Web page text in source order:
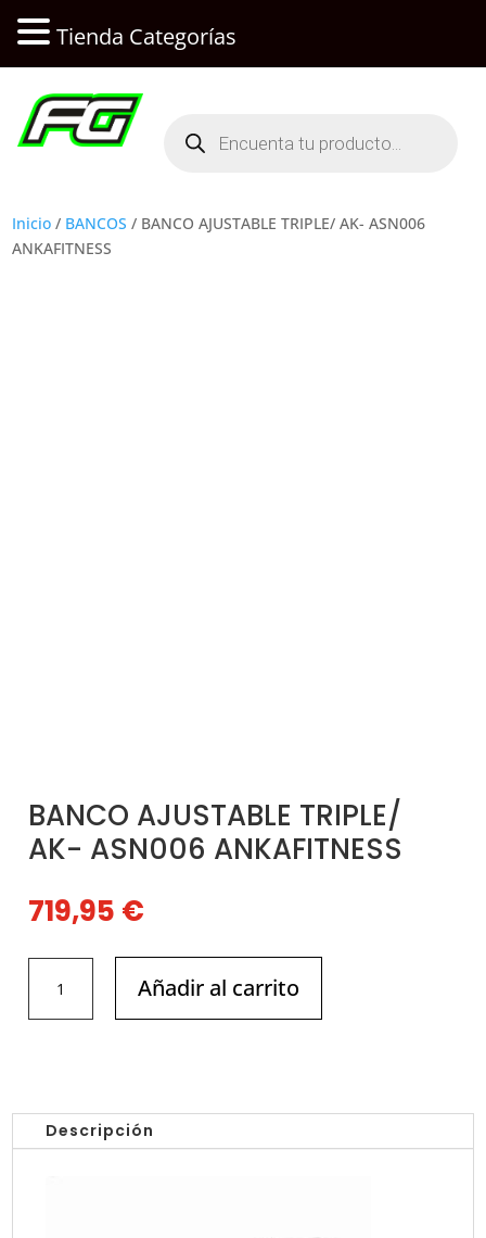
productos
Inicio / BANCOS / BANCO AJUSTABLE TRIPLE/ AK- ASN006
ANKAFITNESS
BANCO AJUSTABLE TRIPLE/
AK- ASN006 ANKAFITNESS
719,95 €
AJUSTABLE
TRIPLE/
cantidad
Añadir al carrito
Descripción
Tienda Categorías